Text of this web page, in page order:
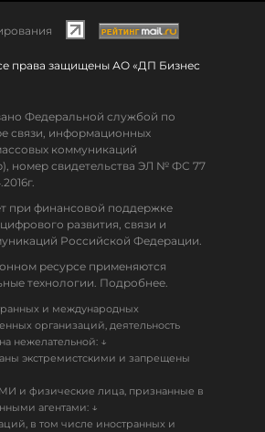
права защищены АО «ДП Бизнес
Федеральной службой по
связи, информационных
коммуникаций
номер свидетельства ЭЛ № ФС 77
при финансовой поддержке
развития, связи и
Российской Федерации.
ресурсе применяются
технологии. Подробнее.
и международных
организаций, деятельность
нежелательной: ↓
экстремистскими и запрещены
и физические лица, признанные в
агентами: ↓
в том числе иностранных и